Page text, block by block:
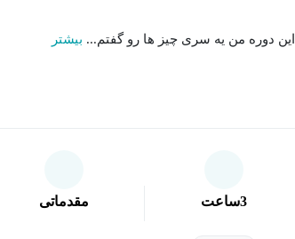
دوره من یه سری چیز ها رو گفتم... بیشتر
3ساعت مقدماتی